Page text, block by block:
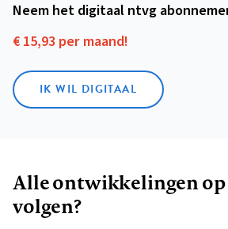
Neem het digitaal ntvg
€ 15,93 per maand!
IK WIL DIGITAAL
Alle ontwikkelingen op
volgen?